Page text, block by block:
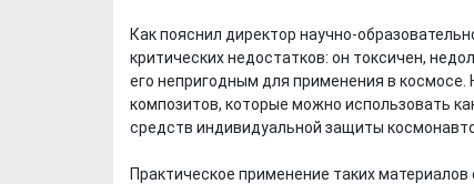
Как пояснил директор научно-
критических недостатков: он токсичен,
его непригодным для применения в космосе.
композитов, которые можно использовать
средств индивидуальной защиты
Практическое применение таких